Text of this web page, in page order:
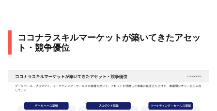
ココナラスキルマーケットが築いてきたアセッ
ト・競争優位